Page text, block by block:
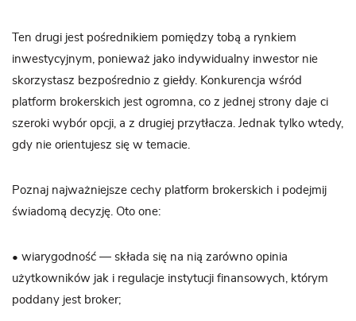
Ten drugi jest pośrednikiem pomiędzy tobą a rynkiem
inwestycyjnym, ponieważ jako indywidualny inwestor nie
skorzystasz bezpośrednio z giełdy. Konkurencja wśród
platform brokerskich jest ogromna, co z jednej strony daje ci
szeroki wybór opcji, a z drugiej przytłacza. Jednak tylko wtedy,
gdy nie orientujesz się w temacie.
Poznaj najważniejsze cechy platform brokerskich i podejmij
świadomą decyzję. Oto one:
• wiarygodność — składa się na nią zarówno opinia
użytkowników jak i regulacje instytucji finansowych, którym
poddany jest broker;